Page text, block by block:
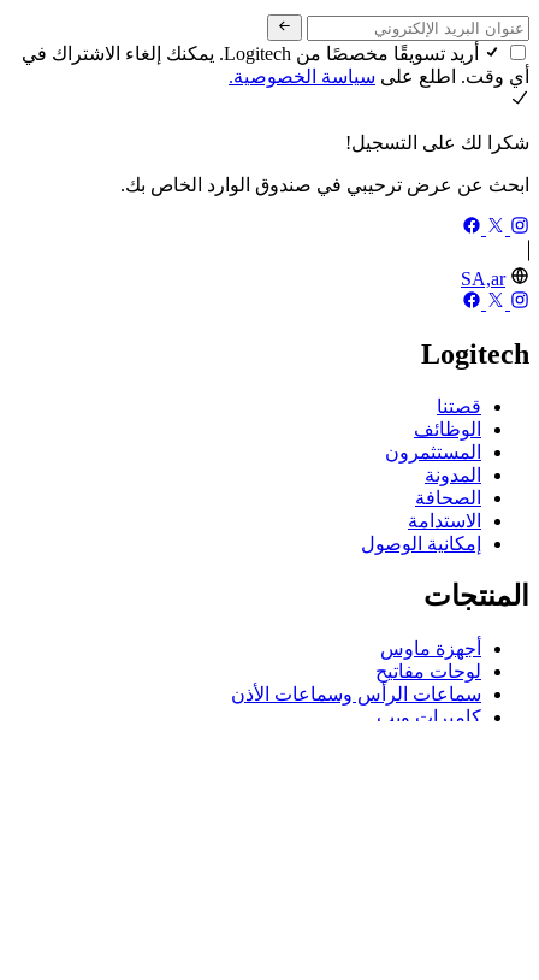
أريد تسويقًا مخصصًا من Logitech. يمكنك إلغاء الاشتراك في
أي وقت. اطلع على سياسة الخصوصية.
شكرا لك على التسجيل!
ابحث عن عرض ترحيبي في صندوق الوارد الخاص بك.
SA,ar
Logitech
قصتنا
الوظائف
المستثمرون
المدونة
الصحافة
الاستدامة
إمكانية الوصول
المنتجات
أجهزة ماوس
لوحات مفاتيح
سماعات الرأس وسماعات الأذن
كاميرات ويب